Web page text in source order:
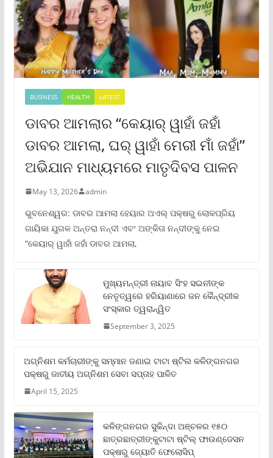
BUSINESS HEALTH LATEST
ଡାବର ଆମଲାର “କେୟାର୍ ୱାହାଁ ଜହାଁ
ଡାବର ଆମଲା, ଘର୍ ୱାହାଁ ମେରୀ ମାଁ ଜହାଁ”
ଅଭିଯାନ ମାଧ୍ୟମରେ ମାତୃଦିବସ ପାଳନ
May 13, 2026 admin
ଭୁବନେଶ୍ୱର: ଡାବର ଆମଲା ହେୟାର ଅଏଲ୍ ପକ୍ଷରୁ ଲୋକପ୍ରିୟ
ଗାୟିକା ଯୁଗଳ ଅନ୍ତରା ନନ୍ଦୀ ଏବଂ ଅଙ୍କିତା ନନ୍ଦୀଙ୍କୁ ନେଇ
“କେୟାର୍ ୱାହାଁ ଜହାଁ ଡାବର ଆମଲା,
ମୁଖ୍ୟମନ୍ତ୍ରୀ ନାୟାବ ସିଂହ ସଇନୀଙ୍କ
ନେତୃତ୍ୱରେ ହରିୟାଣାରେ ଜନ କୈନ୍ଦ୍ରୀକ
ସଂସ୍କାର ତ୍ୱରାନ୍ୱିତ
September 3, 2025
ଅଗ୍ନିଶମ କର୍ମଚାରୀଙ୍କୁ ସମ୍ମାନ ଜଣାଇ ଟାଟା ଷ୍ଟିଲ କଳିଙ୍ଗନଗର
ପକ୍ଷରୁ ଜାତୀୟ ଅଗ୍ନିଶମ ସେବା ସପ୍ତାହ ପାଳିତ
April 15, 2025
କଳିଙ୍ଗନଗର ସୁକିନ୍ଦା ଅଞ୍ଚଳର ୧୫୦
ଛାତ୍ରଛାତ୍ରୀଙ୍କୁଟାଟା ଷ୍ଟିଲ୍ ଫାଉଣ୍ଡେସନ
ପକ୍ଷରୁ ଜ୍ୟୋତି ଫେଲୋସିପ୍‌